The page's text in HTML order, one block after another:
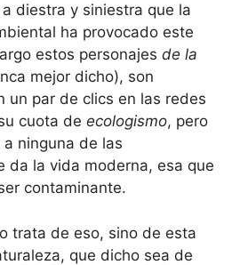
diestra y siniestra que la
ha provocado este
estos personajes de la
mejor dicho), son
un par de clics en las redes
cuota de ecologismo, pero
ninguna de las
da la vida moderna, esa que
contaminante.
trata de eso, sino de esta
que dicho sea de